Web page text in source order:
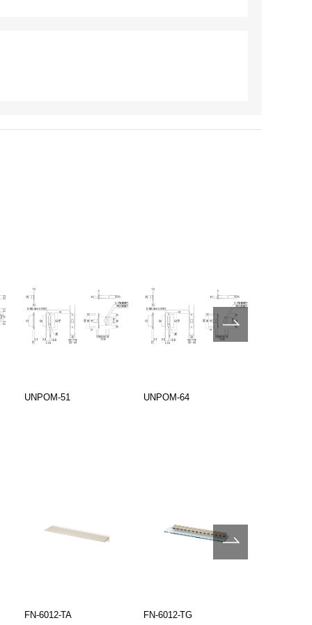
UNPOM-51 UNPOM-64
FN-6012-TA FN-6012-TG